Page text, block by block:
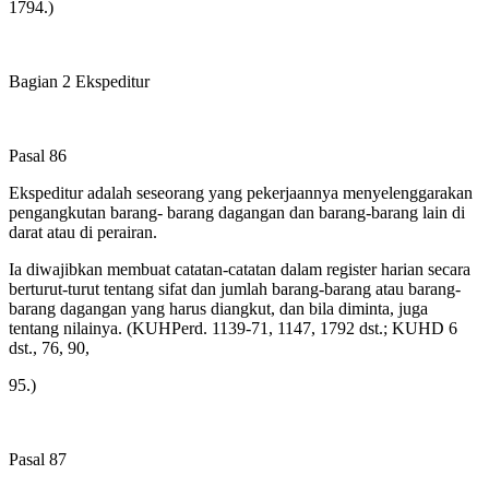
1794.)
Bagian 2 Ekspeditur
Pasal 86
Ekspeditur adalah seseorang yang pekerjaannya menyelenggarakan
pengangkutan barang- barang dagangan dan barang-barang lain di
darat atau di perairan.
Ia diwajibkan membuat catatan-catatan dalam register harian secara
berturut-turut tentang sifat dan jumlah barang-barang atau barang-
barang dagangan yang harus diangkut, dan bila diminta, juga
tentang nilainya. (KUHPerd. 1139-71, 1147, 1792 dst.; KUHD 6
dst., 76, 90,
95.)
Pasal 87